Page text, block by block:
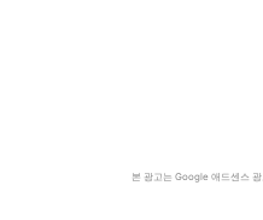
본 광고는 Google 애드센스